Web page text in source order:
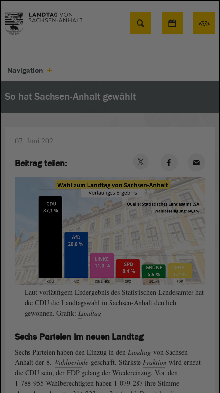
Suche
Navigation
So hat Sachsen-Anhalt gewählt
07. Juni 2021
Laut vorläufigem Endergebnis des Statistischen Landesamtes hat
die CDU die Landtagswahl in Sachsen-Anhalt deutlich
gewonnen. Grafik: Landtag
Sechs Parteien im neuen Landtag
Sechs Parteien haben den Einzug in den Landtag von Sachsen-
Anhalt der 8. Wahlperiode geschafft. Stärkste Fraktion wird erneut
die CDU sein, der FDP gelang der Wiedereinzug. Von den
1 788 955 Wahlberechtigten haben 1 079 287 ihre Stimme
Beitrag teilen: